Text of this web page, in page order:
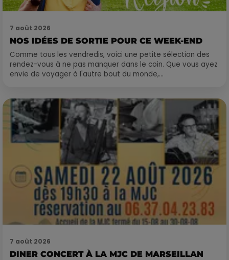
7 août 2026
NOS IDÉES DE SORTIE POUR CE WEEK-END
Comme tous les vendredis, voici une petite sélection des
rendez-vous à ne pas manquer dans le coin. Que vous ayez
envie de voyager à l'autre bout du monde,...
7 août 2026
DINER CONCERT À LA MJC DE MARSEILLAN